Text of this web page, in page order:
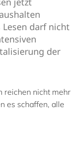
Lesen darf nicht
der
reichen nicht mehr
es schaffen, alle